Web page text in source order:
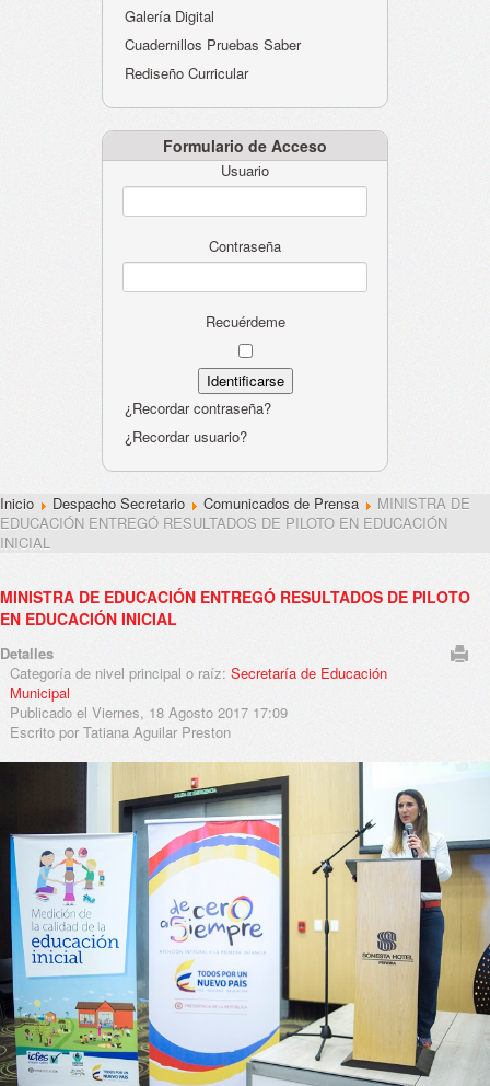
Galería Digital
Cuadernillos Pruebas Saber
Rediseño Curricular
Formulario de Acceso
Usuario
Contraseña
Recuérdeme
¿Recordar contraseña?
¿Recordar usuario?
Inicio Despacho Secretario Comunicados de Prensa
MINISTRA DE
EDUCACIÓN ENTREGÓ RESULTADOS DE PILOTO EN EDUCACIÓN
INICIAL
MINISTRA DE EDUCACIÓN ENTREGÓ RESULTADOS DE PILOTO
EN EDUCACIÓN INICIAL
Detalles
Categoría de nivel principal o raíz: Secretaría de Educación
Municipal
Publicado el Viernes, 18 Agosto 2017 17:09
Escrito por Tatiana Aguilar Preston